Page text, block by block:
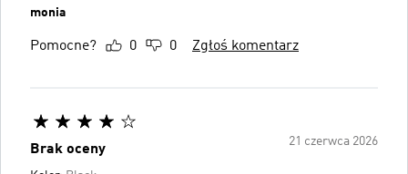
monia
Pomocne? 0 0 Zgłoś komentarz
21 czerwca 2026
Brak oceny